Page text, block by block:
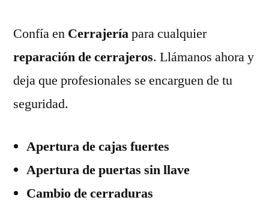
Confía en Cerrajeríapara cualquier
reparación de cerrajeros. Llámanos ahora y
deja que profesionales se encarguen de tu
seguridad.
Apertura de cajas fuertes
Apertura de puertas sin llave
Cambio de cerraduras